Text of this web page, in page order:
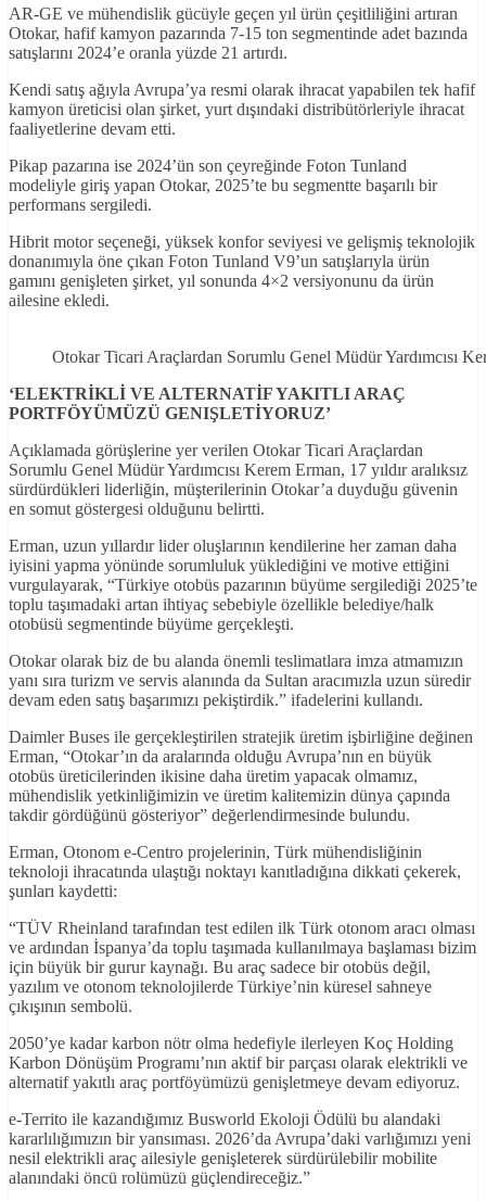
AR-GE ve mühendislik gücüyle geçen yıl ürün çeşitliliğini artıran
Otokar, hafif kamyon pazarında 7-15 ton segmentinde adet bazında
satışlarını 2024’e oranla yüzde 21 artırdı.
Kendi satış ağıyla Avrupa’ya resmi olarak ihracat yapabilen tek hafif
kamyon üreticisi olan şirket, yurt dışındaki distribütörleriyle ihracat
faaliyetlerine devam etti.
Pikap pazarına ise 2024’ün son çeyreğinde Foton Tunland
modeliyle giriş yapan Otokar, 2025’te bu segmentte başarılı bir
performans sergiledi.
Hibrit motor seçeneği, yüksek konfor seviyesi ve gelişmiş teknolojik
donanımıyla öne çıkan Foton Tunland V9’un satışlarıyla ürün
gamını genişleten şirket, yıl sonunda 4×2 versiyonunu da ürün
ailesine ekledi.
Otokar Ticari Araçlardan Sorumlu Genel Müdür Yardımcısı
‘ELEKTRİKLİ VE ALTERNATİF YAKITLI ARAÇ
PORTFÖYÜMÜZÜ GENIŞLETİYORUZ’
Açıklamada görüşlerine yer verilen Otokar Ticari Araçlardan
Sorumlu Genel Müdür Yardımcısı Kerem Erman, 17 yıldır aralıksız
sürdürdükleri liderliğin, müşterilerinin Otokar’a duyduğu güvenin
en somut göstergesi olduğunu belirtti.
Erman, uzun yıllardır lider oluşlarının kendilerine her zaman daha
iyisini yapma yönünde sorumluluk yüklediğini ve motive ettiğini
vurgulayarak, “Türkiye otobüs pazarının büyüme sergilediği 2025’te
toplu taşımadaki artan ihtiyaç sebebiyle özellikle belediye/halk
otobüsü segmentinde büyüme gerçekleşti.
Otokar olarak biz de bu alanda önemli teslimatlara imza atmamızın
yanı sıra turizm ve servis alanında da Sultan aracımızla uzun süredir
devam eden satış başarımızı pekiştirdik.” ifadelerini kullandı.
Daimler Buses ile gerçekleştirilen stratejik üretim işbirliğine değinen
Erman, “Otokar’ın da aralarında olduğu Avrupa’nın en büyük
otobüs üreticilerinden ikisine daha üretim yapacak olmamız,
mühendislik yetkinliğimizin ve üretim kalitemizin dünya çapında
takdir gördüğünü gösteriyor” değerlendirmesinde bulundu.
Erman, Otonom e-Centro projelerinin, Türk mühendisliğinin
teknoloji ihracatında ulaştığı noktayı kanıtladığına dikkati çekerek,
şunları kaydetti:
“TÜV Rheinland tarafından test edilen ilk Türk otonom aracı olması
ve ardından İspanya’da toplu taşımada kullanılmaya başlaması bizim
için büyük bir gurur kaynağı. Bu araç sadece bir otobüs değil,
yazılım ve otonom teknolojilerde Türkiye’nin küresel sahneye
çıkışının sembolü.
2050’ye kadar karbon nötr olma hedefiyle ilerleyen Koç Holding
Karbon Dönüşüm Programı’nın aktif bir parçası olarak elektrikli ve
alternatif yakıtlı araç portföyümüzü genişletmeye devam ediyoruz.
e-Territo ile kazandığımız Busworld Ekoloji Ödülü bu alandaki
kararlılığımızın bir yansıması. 2026’da Avrupa’daki varlığımızı yeni
nesil elektrikli araç ailesiyle genişleterek sürdürülebilir mobilite
alanındaki öncü rolümüzü güçlendireceğiz.”